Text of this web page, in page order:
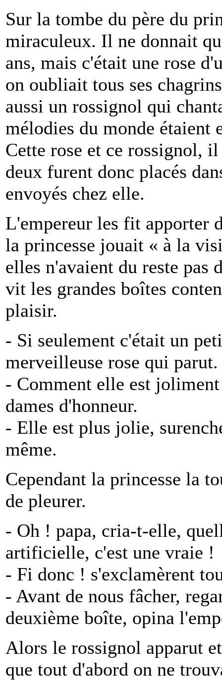
Sur la tombe du père du
miraculeux. Il ne donnait
ans, mais c'était une rose
on oubliait tous ses
aussi un rossignol qui
mélodies du monde étaient
Cette rose et ce rossignol,
deux furent donc placés
envoyés chez elle.
L'empereur les fit apporter
la princesse jouait « à la
elles n'avaient du reste pas
vit les grandes boîtes
plaisir.
- Si seulement c'était un
merveilleuse rose qui parut.
- Comment elle est
dames d'honneur.
- Elle est plus jolie,
même.
Cependant la princesse la
de pleurer.
- Oh ! papa, cria-t-elle,
artificielle, c'est une vraie !
- Fi donc ! s'exclamèrent
- Avant de nous fâcher,
deuxième boîte, opina
Alors le rossignol apparut
que tout d'abord on ne